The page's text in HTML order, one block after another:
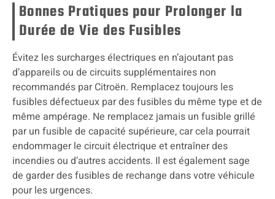
Bonnes Pratiques pour Prolonger la
Durée de Vie des Fusibles
Évitez les surcharges électriques en n’ajoutant pas
d’appareils ou de circuits supplémentaires non
recommandés par Citroën. Remplacez toujours les
fusibles défectueux par des fusibles du même type et de
même ampérage. Ne remplacez jamais un fusible grillé
par un fusible de capacité supérieure, car cela pourrait
endommager le circuit électrique et entraîner des
incendies ou d’autres accidents. Il est également sage
de garder des fusibles de rechange dans votre véhicule
pour les urgences.